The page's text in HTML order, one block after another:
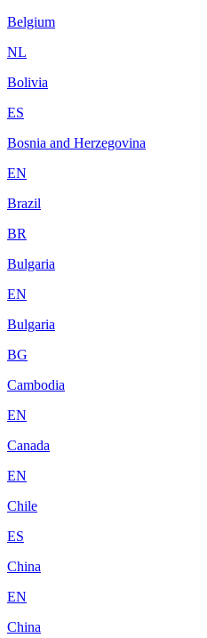
Belgium
NL
Bolivia
ES
Bosnia and Herzegovina
EN
Brazil
BR
Bulgaria
EN
Bulgaria
BG
Cambodia
EN
Canada
EN
Chile
ES
China
EN
China